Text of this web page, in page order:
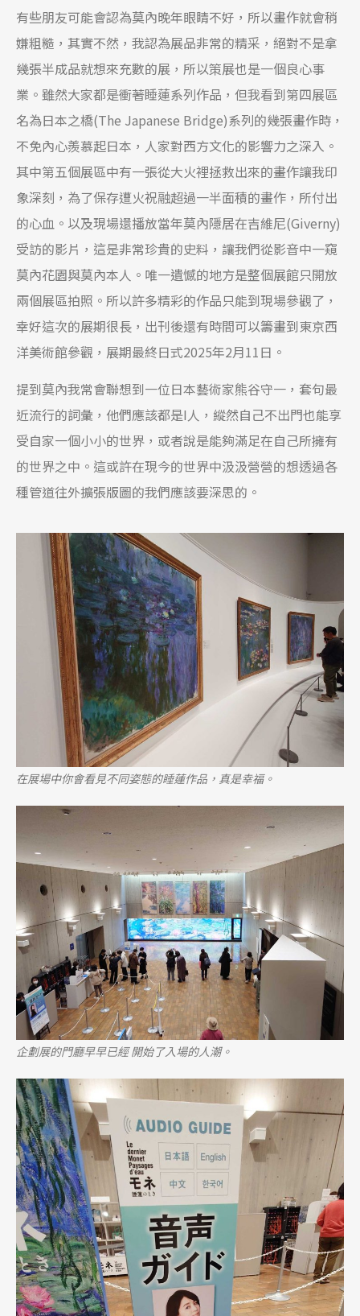
有些朋友可能會認為莫內晚年眼睛不好，所以畫作就會稍
嫌粗糙，其實不然，我認為展品非常的精采，絕對不是拿
幾張半成品就想來充數的展，所以策展也是一個良心事
業。雖然大家都是衝著睡蓮系列作品，但我看到第四展區
名為日本之橋(The Japanese Bridge)系列的幾張畫作時，
不免內心羨慕起日本，人家對西方文化的影響力之深入。
其中第五個展區中有一張從大火裡拯救出來的畫作讓我印
象深刻，為了保存遭火祝融超過一半面積的畫作，所付出
的心血。以及現場還播放當年莫內隱居在吉維尼(Giverny)
受訪的影片，這是非常珍貴的史料，讓我們從影音中一窺
莫內花園與莫內本人。唯一遺憾的地方是整個展館只開放
兩個展區拍照。所以許多精彩的作品只能到現場參觀了，
幸好這次的展期很長，出刊後還有時間可以籌畫到東京西
洋美術館參觀，展期最終日式2025年2月11日。
提到莫內我常會聯想到一位日本藝術家熊谷守一，套句最
近流行的詞彙，他們應該都是I人，縱然自己不出門也能享
受自家一個小小的世界，或者說是能夠滿足在自己所擁有
的世界之中。這或許在現今的世界中汲汲營營的想透過各
種管道往外擴張版圖的我們應該要深思的。
在展場中你會看見不同姿態的睡蓮作品，真是幸福。
企劃展的門廳早早已經 開始了入場的人潮。